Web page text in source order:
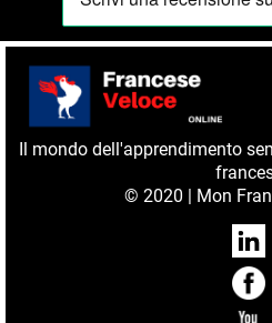
Il mondo dell'apprendimento
© 2020 | Mon